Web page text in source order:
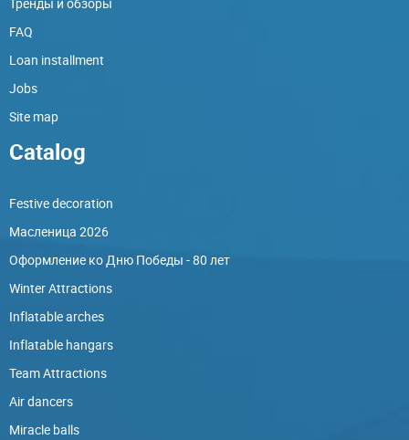
FAQ
Loan installment
Jobs
Site map
Catalog
Festive decoration
Масленица 2026
Оформление ко Дню Победы - 80 лет
Winter Attractions
Inflatable arches
Inflatable hangars
Team Attractions
Air dancers
Miracle balls